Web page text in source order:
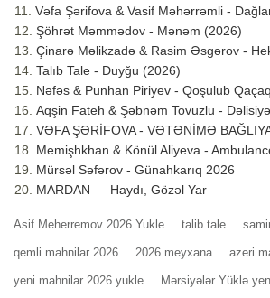
Vəfa Şərifova & Vasif Məhərrəmli -
Şöhrət Məmmədov - Mənəm (2026)
Çinarə Məlikzadə & Rasim Əsgərov -
Talıb Tale - Duyğu (2026)
Nəfəs & Punhan Piriyev - Qoşulub Qaçaq
Aqşin Fateh & Şəbnəm Tovuzlu -
VƏFA ŞƏRİFOVA - VƏTƏNİMƏ
Memişhkhan & Könül Aliyeva -
Mürsəl Səfərov - Günahkarıq 2026
MARDAN — Haydı, Gözəl Yar
Asif Meherremov 2026 Yukle talib tale
qemli mahnilar 2026 2026 meyxana azeri
yeni mahnilar 2026 yukle Mərsiyələr Yüklə